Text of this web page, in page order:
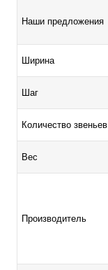
Наши предложения
Ширина
Шаг
Количество звеньев
Вес
Производитель